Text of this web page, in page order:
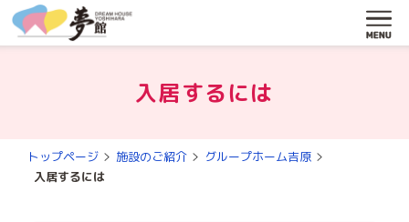
MENU
入居するには
トップページ 施設のご紹介
グループホーム吉原
入居するには